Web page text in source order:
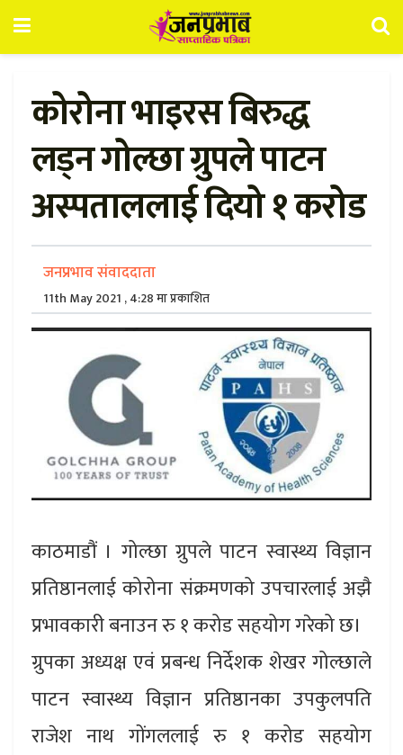
कोरोना भाइरस बिरुद्ध
लड्न गोल्छा ग्रुपले पाटन
अस्पताललाई दियो १ करोड
जनप्रभाव संवाददाता
11th May 2021 , 4:28 मा प्रकाशित
काठमाडौं । गोल्छा ग्रुपले पाटन स्वास्थ्य विज्ञान
प्रतिष्ठानलाई कोरोना संक्रमणको उपचारलाई अझै
प्रभावकारी बनाउन रु १ करोड सहयोग गरेको छ।
ग्रुपका अध्यक्ष एवं प्रबन्ध निर्देशक शेखर गोल्छाले
पाटन स्वास्थ्य विज्ञान प्रतिष्ठानका उपकुलपति
राजेश नाथ गोंगललाई रु १ करोड सहयोग